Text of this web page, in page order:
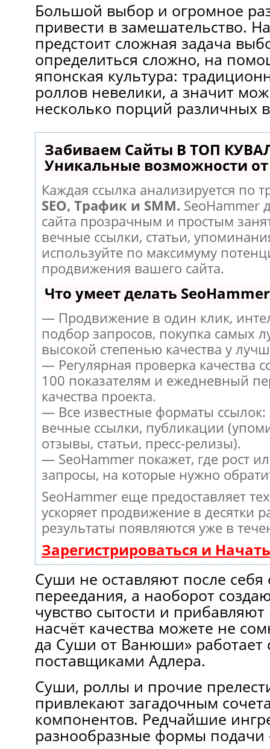
Большой выбор и огромное
привести в замешательство.
предстоит сложная задача
определиться сложно, на
японская культура:
роллов невелики, а значит
несколько порций различных
Забиваем Сайты В ТОП
Уникальные возможности от
Каждая ссылка анализируется по
SEO, Трафик и SMM. SeoHammer
сайта прозрачным и простым
вечные ссылки, статьи,
используйте по максимуму
продвижения вашего сайта.
Что умеет делать SeoHammer
— Продвижение в один клик,
подбор запросов, покупка самых
высокой степенью качества у
— Регулярная проверка качества
100 показателям и ежедневный
качества проекта.
— Все известные форматы
вечные ссылки, публикации
отзывы, статьи, пресс-релизы).
— SeoHammer покажет, где рост
запросы, на которые нужно
SeoHammer еще предоставляет
ускоряет продвижение в десятки
результаты появляются уже в
Зарегистрироваться и
Суши не оставляют после
переедания, а наоборот
чувство сытости и
насчёт качества можете не
да Суши от Ванюши» работает
поставщиками Адлера.
Суши, роллы и прочие
привлекают загадочным
компонентов. Редчайшие
разнообразные формы подачи